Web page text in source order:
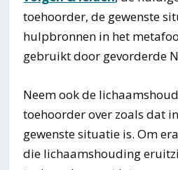
toehoorder, de gewenste
hulpbronnen in het
gebruikt door gevorderde
Neem ook de
toehoorder over zoals dat
gewenste situatie is. Om
die lichaamshouding